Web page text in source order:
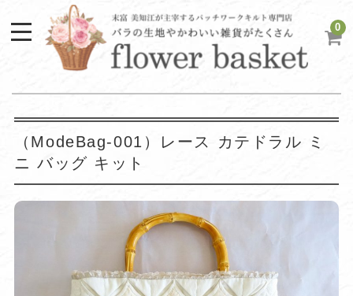
0
（ModeBag-001）レース カテドラル ミ
ニ バッグ キット